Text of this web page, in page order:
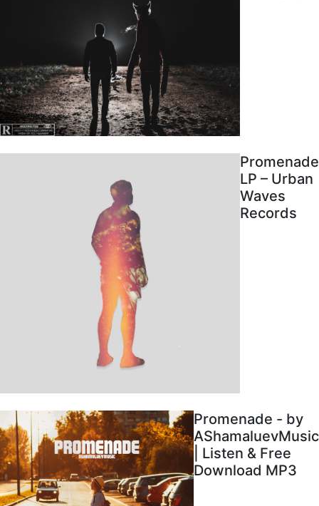
Promenade
LP – Urban
Waves
Records
Promenade - by
AShamaluevMusic
| Listen & Free
Download MP3